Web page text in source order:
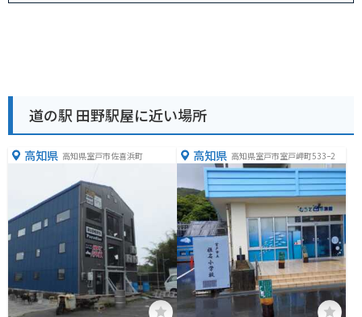
道の駅 田野駅屋に近い場所
高知県 高知県室戸市佐喜浜町 高知県 高知県室戸市室戸岬町533ｰ2